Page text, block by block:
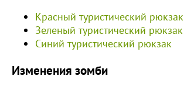
Красный туристический рюкзак
Зеленый туристический рюкзак
Синий туристический рюкзак
Изменения зомби